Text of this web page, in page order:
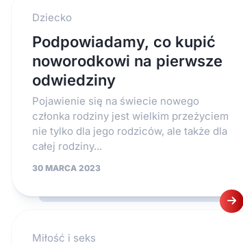
Dziecko
Podpowiadamy, co kupić
noworodkowi na pierwsze
odwiedziny
Pojawienie się na świecie nowego
członka rodziny jest wielkim przeżyciem
nie tylko dla jego rodziców, ale także dla
całej rodziny...
30 MARCA 2023
Miłość i seks